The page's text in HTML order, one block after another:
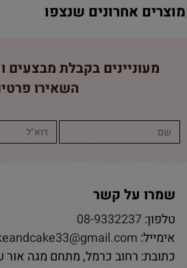
מוצרים אחרונים שנצפו
מעוניינים בקבלת מבצעים
השאירו
שמרו על קשר
טלפון:08-9332237
אימייל:
כתובת: רחוב כרמל, מתחם מגה אור